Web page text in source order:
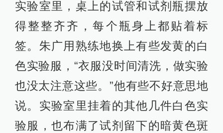
实验室里，桌上的试管和试剂瓶摆放
得整整齐齐，每个瓶身上都贴着标
签。朱广用熟练地换上有些发黄的白
色实验服，“衣服没时间清洗，做实验
也没太注意这些。”他有些不好意思地
说。实验室里挂着的其他几件白色实
验服，也布满了试剂留下的暗黄色斑